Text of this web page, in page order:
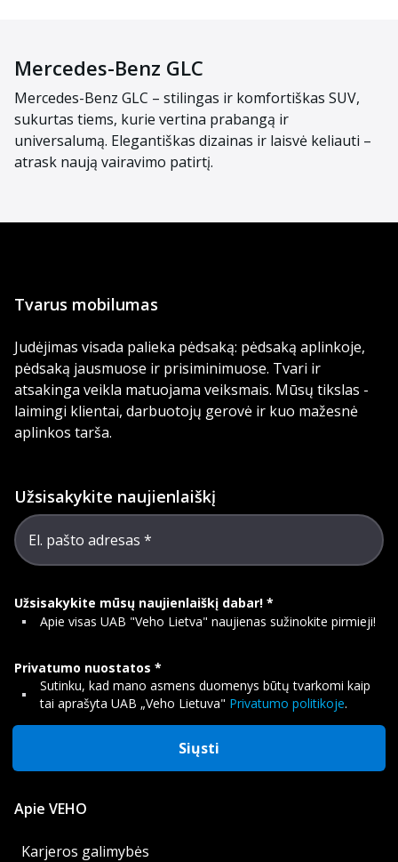
Mercedes-Benz GLC
Mercedes-Benz GLC – stilingas ir komfortiškas SUV,
sukurtas tiems, kurie vertina prabangą ir
universalumą. Elegantiškas dizainas ir laisvė keliauti –
atrask naują vairavimo patirtį.
Tvarus mobilumas
Judėjimas visada palieka pėdsaką: pėdsaką aplinkoje,
pėdsaką jausmuose ir prisiminimuose. Tvari ir
atsakinga veikla matuojama veiksmais. Mūsų tikslas -
laimingi klientai, darbuotojų gerovė ir kuo mažesnė
aplinkos tarša.
Užsisakykite naujienlaiškį
El. pašto adresas
Užsisakykite mūsų naujienlaiškį dabar!
Apie visas UAB "Veho Lietva" naujienas sužinokite pirmieji!
Privatumo nuostatos
Sutinku, kad mano asmens duomenys būtų tvarkomi kaip
tai aprašyta UAB „Veho Lietuva" Privatumo politikoje.
Siųsti
Apie VEHO
Karjeros galimybės